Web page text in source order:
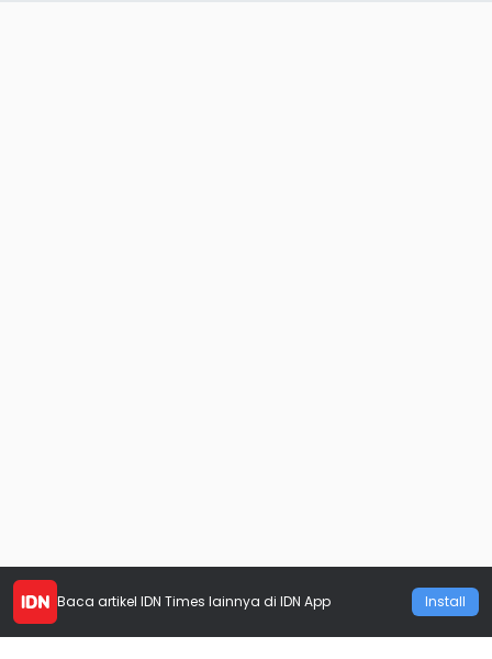
Baca artikel IDN Times lainnya di IDN App Install